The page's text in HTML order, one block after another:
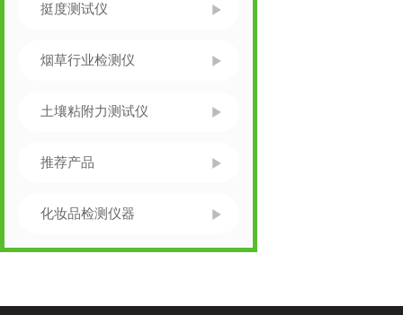
挺度测试仪
烟草行业检测仪
土壤粘附力测试仪
推荐产品
化妆品检测仪器